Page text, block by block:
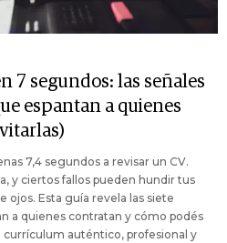
7 segundos: las señales
espantan a quienes
7,4 segundos a revisar un CV.
y ciertos fallos pueden hundir tus
ojos. Esta guía revela las siete
a quienes contratan y cómo podés
currículum auténtico, profesional y